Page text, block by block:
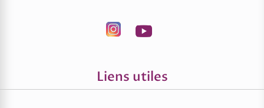
Liens utiles